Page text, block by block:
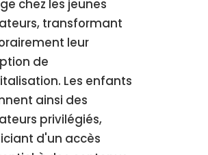
chez les jeunes
transformant
leur
de
Les enfants
ainsi des
privilégiés,
d'un accès